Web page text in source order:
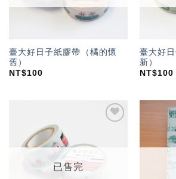
臺大好日子紙膠帶（橘的懷
舊）
NT$100
臺大好
新）
NT$100
已售完